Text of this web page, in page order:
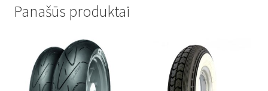
Panašūs produktai